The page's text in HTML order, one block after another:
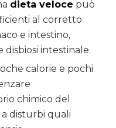
dieta veloce può
al corretto
e intestino,
disbiosi intestinale.
calorie e pochi
chimico del
disturbi quali